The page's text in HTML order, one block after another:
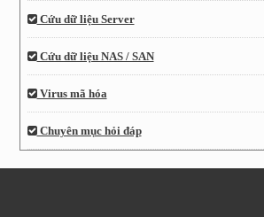
Cứu dữ liệu Server
Cứu dữ liệu NAS / SAN
Virus mã hóa
Chuyên mục hỏi đáp